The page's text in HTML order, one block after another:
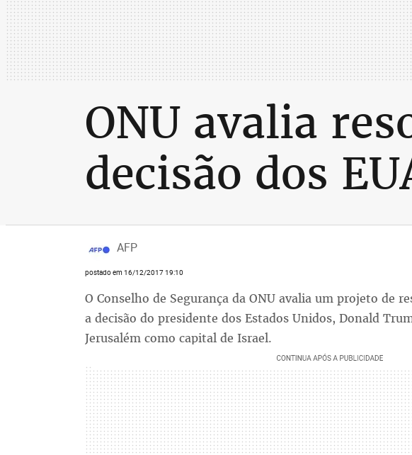
ONU avalia
decisão dos
AFP
postado em 16/12/2017 19:10
O Conselho de Segurança da ONU avalia um projeto de
a decisão do presidente dos Estados Unidos, Donald
Jerusalém como capital de Israel.